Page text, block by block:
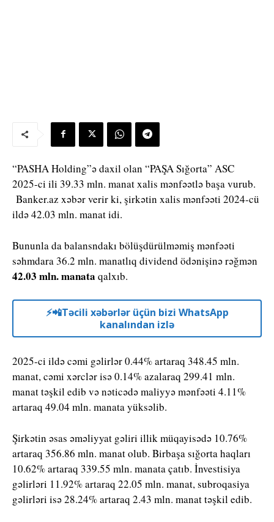
“PASHA Holding”ə daxil olan “PAŞA Sığorta” ASC
2025-ci ili 39.33 mln. manat xalis mənfəətlə başa vurub.
Banker.az xəbər verir ki, şirkətin xalis mənfəəti 2024-cü
ildə 42.03 mln. manat idi.
Bununla da balansndakı bölüşdürülməmiş mənfəəti
səhmdara 36.2 mln. manatlıq dividend ödənişinə rəğmən
42.03 mln. manata qalxıb.
⚡️📲Təcili xəbərlər üçün bizi WhatsApp
kanalından izlə
2025-ci ildə cəmi gəlirlər 0.44% artaraq 348.45 mln.
manat, cəmi xərclər isə 0.14% azalaraq 299.41 mln.
manat təşkil edib və nəticədə maliyyə mənfəəti 4.11%
artaraq 49.04 mln. manata yüksəlib.
Şirkətin əsas əməliyyat gəliri illik müqayisədə 10.76%
artaraq 356.86 mln. manat olub. Birbaşa sığorta haqları
10.62% artaraq 339.55 mln. manata çatıb. İnvestisiya
gəlirləri 11.92% artaraq 22.05 mln. manat, subroqasiya
gəlirləri isə 28.24% artaraq 2.43 mln. manat təşkil edib.